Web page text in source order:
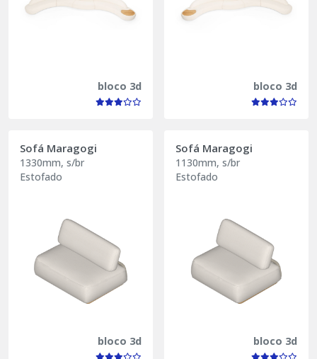
bloco 3d bloco 3d
Sofá Maragogi
1330mm, s/br
Estofado
bloco 3d
Sofá Maragogi
1130mm, s/br
Estofado
bloco 3d